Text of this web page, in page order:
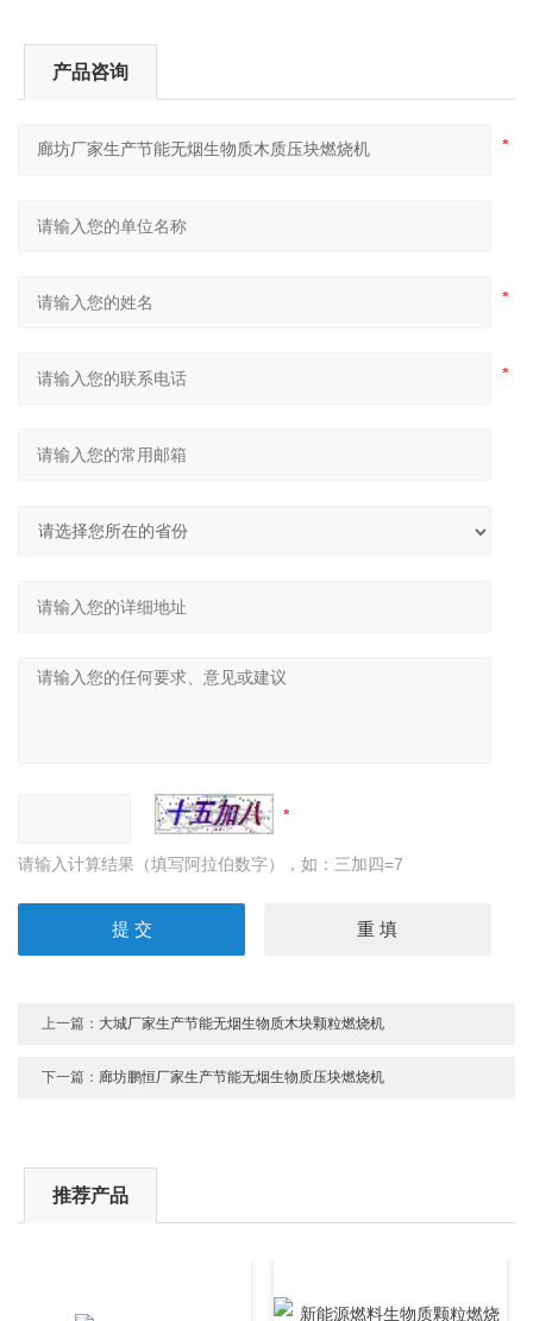
产品咨询
请输入计算结果（填写阿拉伯数字），如：三加四=7
上一篇： 大城厂家生产节能无烟生物质木块颗粒燃烧机
下一篇： 廊坊鹏恒厂家生产节能无烟生物质压块燃烧机
推荐产品